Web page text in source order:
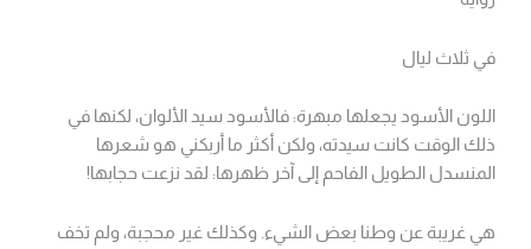
في ثلاث ليال
اللون الأسود يجعلها مبهرة: فالأسود سيد الألوان، لكنها في
ذلك الوقت كانت سيدته، ولكن أكثر ما أربكني هو شعرها
المنسدل الطويل الفاحم إلى آخر ظهرها: لقد نزعت حجابها!
هي غريبة عن وطنا بعض الشيء. وكذلك غير محجبة، ولم تخف